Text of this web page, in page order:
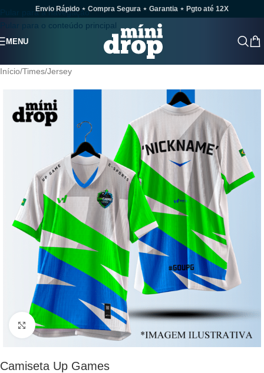
Pular para a navegação
Pular para o conteúdo principal
Envio Rápido ⋆ Compra Segura ⋆ Garantia ⋆ Pgto até 12X
MENU
Início/Times/Jersey
Clique para ampliar
Camiseta Up Games